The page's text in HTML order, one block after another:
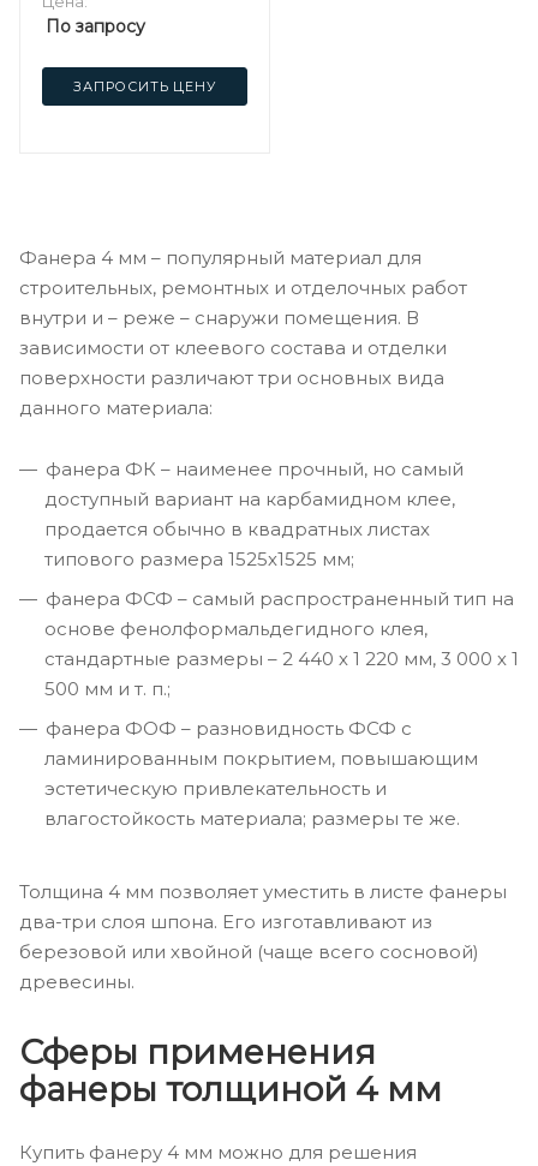
По запросу
ЗАПРОСИТЬ ЦЕНУ
Фанера 4 мм – популярный материал для
строительных, ремонтных и отделочных работ
внутри и – реже – снаружи помещения. В
зависимости от клеевого состава и отделки
поверхности различают три основных вида
данного материала:
фанера ФК – наименее прочный, но самый
доступный вариант на карбамидном клее,
продается обычно в квадратных листах
типового размера 1525х1525 мм;
фанера ФСФ – самый распространенный тип на
основе фенолформальдегидного клея,
стандартные размеры – 2 440 х 1 220 мм, 3 000 х 1
500 мм и т. п.;
фанера ФОФ – разновидность ФСФ с
ламинированным покрытием, повышающим
эстетическую привлекательность и
влагостойкость материала; размеры те же.
Толщина 4 мм позволяет уместить в листе фанеры
два-три слоя шпона. Его изготавливают из
березовой или хвойной (чаще всего сосновой)
древесины.
Сферы применения
фанеры толщиной 4 мм
Купить фанеру 4 мм можно для решения